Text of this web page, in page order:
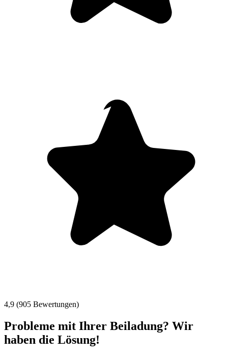
4,9 (905 Bewertungen)
Probleme mit Ihrer Beiladung? Wir
haben die Lösung!